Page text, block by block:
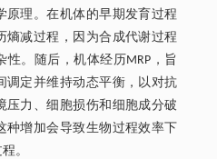
原理。在机体的早期发育过程
熵减过程，因为合成代谢过程
。随后，机体经历MRP，旨
调定并维持动态平衡，以对抗
压力、细胞损伤和细胞成分破
种增加会导致生物过程效率下
。